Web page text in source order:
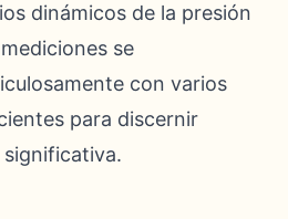
dinámicos de la presión
se
con varios
para discernir
significativa.